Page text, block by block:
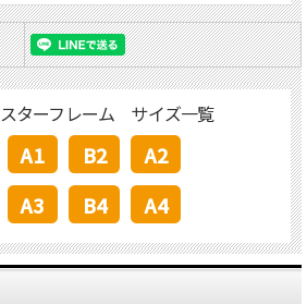
ターフレーム サイズ一覧
A1 B2
A2
A3 B4 A4